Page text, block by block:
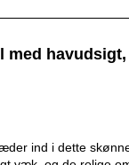
med
ind i dette